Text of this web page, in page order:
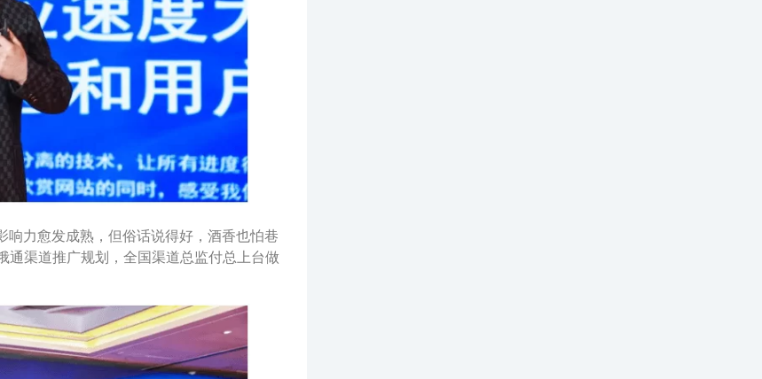
响力愈发成熟，但俗话说得好，酒香也怕巷
通渠道推广规划，全国渠道总监付总上台做